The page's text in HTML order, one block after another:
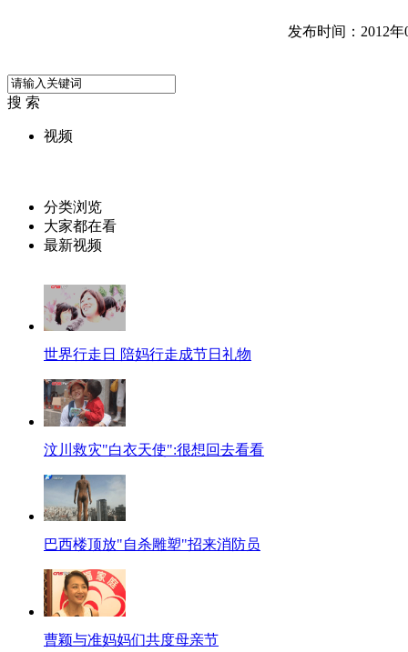
发布时间：2012年
搜 索
视频
分类浏览
大家都在看
最新视频
世界行走日 陪妈行走成节日礼物
汶川救灾"白衣天使":很想回去看看
巴西楼顶放"自杀雕塑"招来消防员
曹颖与准妈妈们共度母亲节